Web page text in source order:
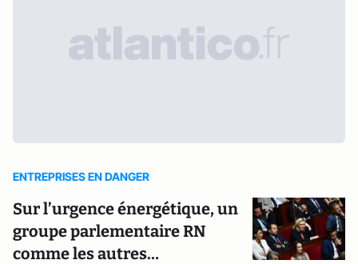
ENTREPRISES EN DANGER
Sur l’urgence énergétique, un
groupe parlementaire RN
comme les autres…